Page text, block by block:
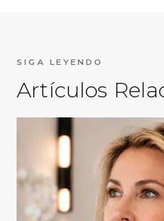
SIGA LEYENDO
Artículos